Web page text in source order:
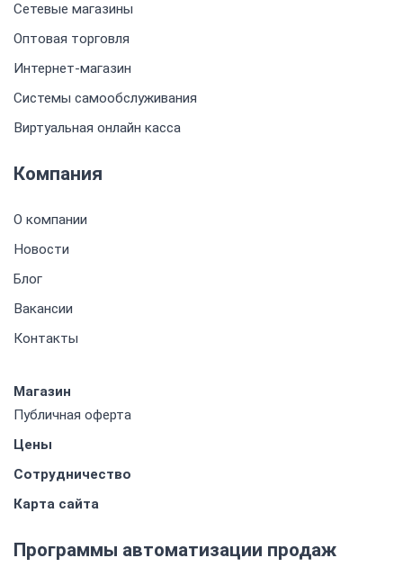
Сетевые магазины
Оптовая торговля
Интернет-магазин
Системы самообслуживания
Виртуальная онлайн касса
Компания
О компании
Новости
Блог
Вакансии
Контакты
Магазин
Публичная оферта
Цены
Сотрудничество
Карта сайта
Программы автоматизации продаж